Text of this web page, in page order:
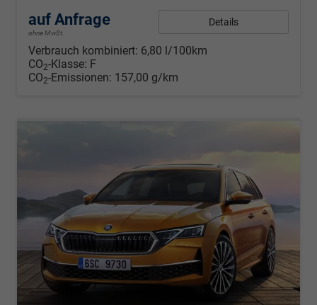
auf Anfrage
ohne MwSt.
Details
Verbrauch kombiniert: 6,80 l/100km
CO2-Klasse: F
CO2-Emissionen: 157,00 g/km